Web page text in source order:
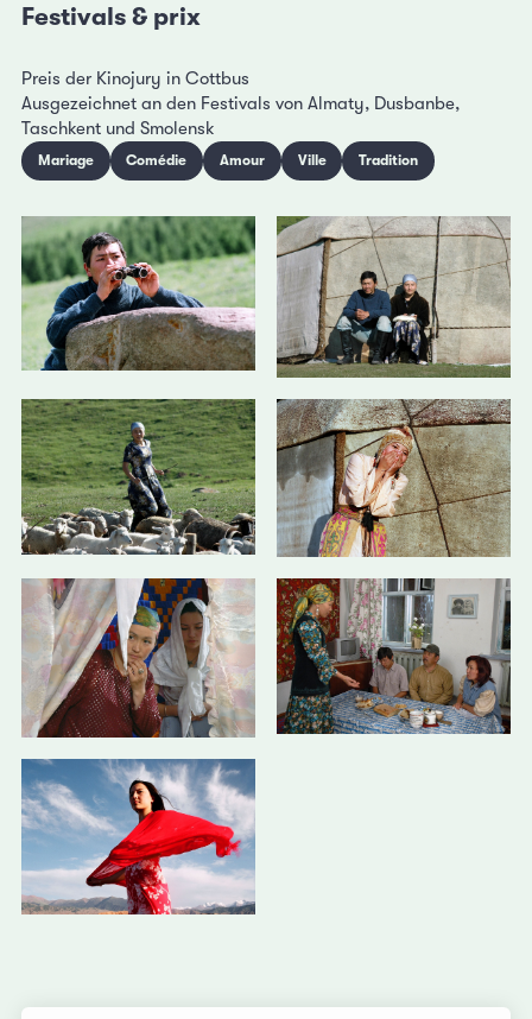
Festivals & prix
Preis der Kinojury in Cottbus
Ausgezeichnet an den Festivals von Almaty, Dusbanbe,
Taschkent und Smolensk
Mariage Comédie Amour Ville Tradition